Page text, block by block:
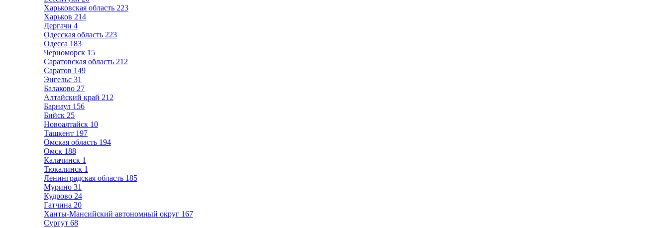
Харьковская область 223
Харьков 214
Дергачи 4
Одесская область 223
Одесса 183
Черноморск 15
Саратовская область 212
Саратов 149
Энгельс 31
Балаково 27
Алтайский край 212
Барнаул 156
Бийск 25
Новоалтайск 10
Ташкент 197
Омская область 194
Омск 188
Калачинск 1
Тюкалинск 1
Ленинградская область 185
Мурино 31
Кудрово 24
Гатчина 20
Ханты-Мансийский автономный округ 167
Сургут 68